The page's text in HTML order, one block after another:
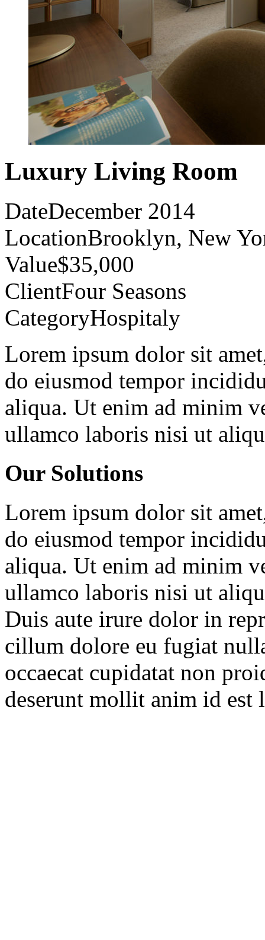
Luxury Living Room
DateDecember 2014
LocationBrooklyn, New
Value$35,000
ClientFour Seasons
CategoryHospitaly
Lorem ipsum dolor sit
do eiusmod tempor
aliqua. Ut enim ad minim
ullamco laboris nisi ut
Our Solutions
Lorem ipsum dolor sit
do eiusmod tempor
aliqua. Ut enim ad minim
ullamco laboris nisi ut
Duis aute irure dolor in
cillum dolore eu fugiat
occaecat cupidatat non
deserunt mollit anim id est